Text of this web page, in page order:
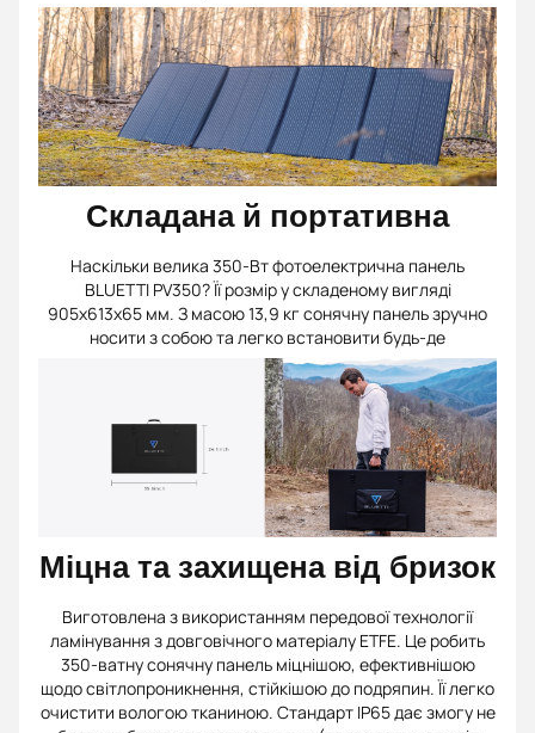
Складана й портативна
Наскільки велика 350-Вт фотоелектрична панель
BLUETTI PV350? Її розмір у складеному вигляді
905х613х65 мм. З масою 13,9 кг сонячну панель зручно
носити з собою та легко встановити будь-де
Міцна та захищена від бризок
Виготовлена з використанням передової технології
ламінування з довговічного матеріалу ETFE. Це робить
350-ватну сонячну панель міцнішою, ефективнішою
щодо світлопроникнення, стійкішою до подряпин. Її легко
очистити вологою тканиною. Стандарт IP65 дає змогу не